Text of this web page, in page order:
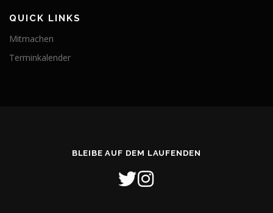
QUICK LINKS
Mitmachen
Terminkalender
BLEIBE AUF DEM LAUFENDEN